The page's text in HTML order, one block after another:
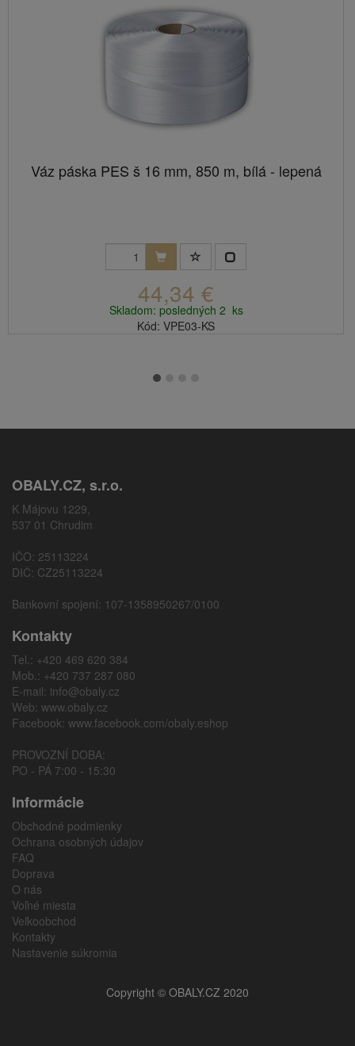
Váz páska PES š 16 mm, 850 m, bílá - lepená
44,34 €
Skladom: posledných 2 ks
Kód: VPE03-KS
OBALY.CZ, s.r.o.
K Májovu 1229,
537 01 Chrudim
IČO: 25113224
DIČ: CZ25113224
Bankovní spojení: 107-1358950267/0100
Kontakty
Tel.: +420 469 620 384
Mob.: +420 737 287 080
E-mail: info@obaly.cz
Web: www.obaly.cz
Facebook: www.facebook.com/obaly.eshop
PROVOZNÍ DOBA:
PO - PÁ 7:00 - 15:30
Informácie
Obchodné podmienky
Ochrana osobných údajov
FAQ
Doprava
O nás
Voľné miesta
Veľkoobchod
Kontakty
Nastavenie súkromia
Copyright © OBALY.CZ 2020